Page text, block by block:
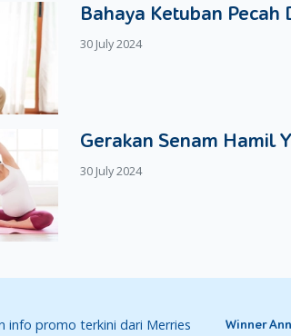
Bahaya Ketuban
30 July 2024
Gerakan Senam Hamil
30 July 2024
info promo terkini dari Merries
Winner